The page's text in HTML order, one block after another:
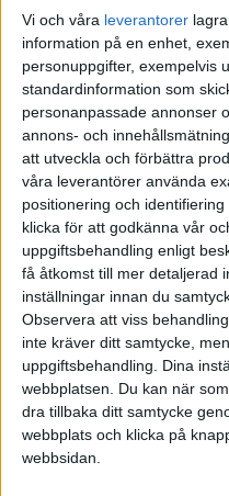
Vi och våra leverantorer
information på en enhet,
personuppgifter, exempelvis
standardinformation som
personanpassade annonser
annons- och
att utveckla och förbättra
våra leverantörer använda
positionering och
klicka för att godkänna vår
uppgiftsbehandling enligt
få åtkomst till mer detaljerad
inställningar innan du
Observera att viss
inte kräver ditt samtycke,
uppgiftsbehandling. Dina
webbplatsen. Du kan när
dra tillbaka ditt samtycke
webbplats och klicka på
webbsidan.
Förvisso finns det de som
någonting alls. Bara för att
betyder det dock inte att man
I fallet investeringar tycks
skäl att tro att något, med
framtiden.
Det är dock inte det enda
får ju även tänka på andra
I slutändan tycks det i alla fall
något slags logik än att bara
anon88932401 27 Januari
4
Historiken är en komponent
@janbolmeson